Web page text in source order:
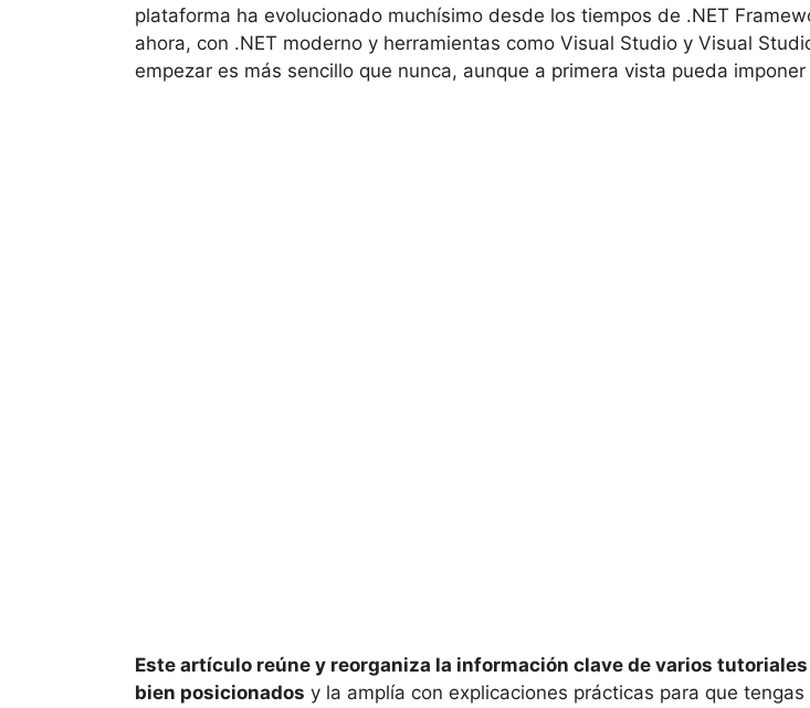
plataforma ha evolucionado muchísimo desde los tiempos de .NET
ahora, con .NET moderno y herramientas como Visual Studio y Visual
empezar es más sencillo que nunca, aunque a primera vista pueda imponer
Este artículo reúne y reorganiza la información clave de varios tutoriales
bien posicionados y la amplía con explicaciones prácticas para que tengas